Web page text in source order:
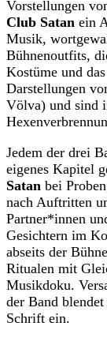
Vorstellungen
Club Satan ein
Musik,
Bühnenoutfits,
Kostüme und
Darstellungen
Völva) und sind
Jedem der drei
eigenes Kapitel
Satan bei
nach Auftritten
Partner*innen
Gesichtern im
abseits der
Ritualen mit
Musikdoku.
der Band
Schrift ein.